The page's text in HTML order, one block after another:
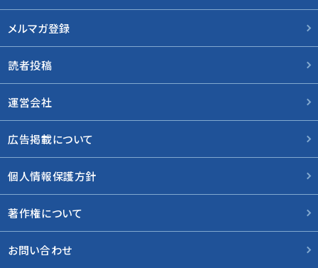
メルマガ登録
読者投稿
運営会社
広告掲載について
個人情報保護方針
著作権について
お問い合わせ